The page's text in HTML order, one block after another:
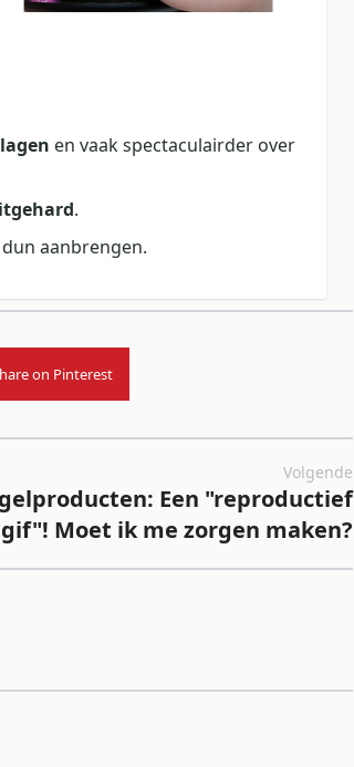
en vaak spectaculairder over
.
aanbrengen.
on Pinterest
Volgende
Een "reproductief
gif"! Moet ik me zorgen maken?